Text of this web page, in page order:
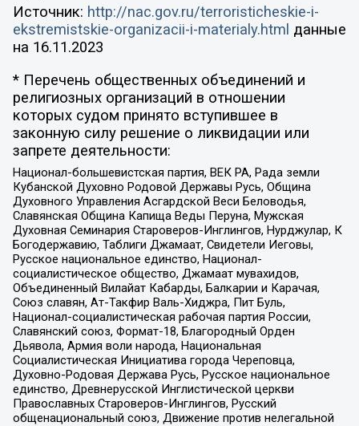
Источник: http://nac.gov.ru/terroristicheskie-i-
ekstremistskie-organizacii-i-materialy.html данные
на 16.11.2023
* Перечень общественных объединений и
религиозных организаций в отношении
которых судом принято вступившее в
законную силу решение о ликвидации или
запрете деятельности:
Национал-большевистская партия, ВЕК РА, Рада земли
Кубанской Духовно Родовой Державы Русь, Община
Духовного Управления Асгардской Веси Беловодья,
Славянская Община Капища Веды Перуна, Мужская
Духовная Семинария Староверов-Инглингов, Нурджулар, К
Богодержавию, Таблиги Джамаат, Свидетели Иеговы,
Русское национальное единство, Национал-
социалистическое общество, Джамаат мувахидов,
Объединенный Вилайат Кабарды, Балкарии и Карачая,
Союз славян, Ат-Такфир Валь-Хиджра, Пит Буль,
Национал-социалистическая рабочая партия России,
Славянский союз, Формат-18, Благородный Орден
Дьявола, Армия воли народа, Национальная
Социалистическая Инициатива города Череповца,
Духовно-Родовая Держава Русь, Русское национальное
единство, Древнерусской Инглистической церкви
Православных Староверов-Инглингов, Русский
общенациональный союз, Движение против нелегальной